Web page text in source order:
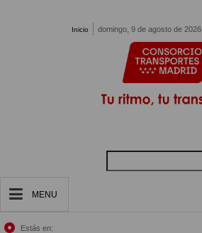
Inicio domingo, 9 de agosto de 2026
MENU
Estás en: